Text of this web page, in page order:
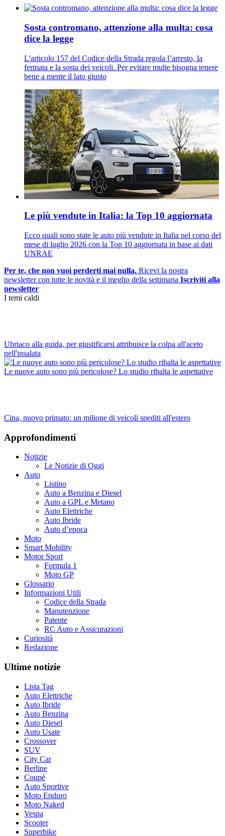
Sosta contromano, attenzione alla multa: cosa
dice la legge
L'articolo 157 del Codice della Strada regola l’arresto, la
fermata e la sosta dei veicoli. Per evitare multe bisogna tenere
bene a mente il lato giusto
Le più vendute in Italia: la Top 10 aggiornata
Ecco quali sono state le auto più vendute in Italia nel corso del
mese di luglio 2026 con la Top 10 aggiornata in base ai dati
UNRAE
Per te, che non vuoi perderti mai nulla. Ricevi la nostra
newsletter con tutte le novità e il meglio della settimana Iscriviti alla
newsletter
I temi caldi
Ubriaco alla guida, per giustificarsi attribuisce la colpa all'aceto
nell'insalata
Le nuove auto sono più pericolose? Lo studio ribalta le aspettative
Cina, nuovo primato: un milione di veicoli spediti all'estero
Approfondimenti
Notizie
Le Notizie di Oggi
Auto
Listino
Auto a Benzina e Diesel
Auto a GPL e Metano
Auto Elettriche
Auto Ibride
Auto d’epoca
Moto
Smart Mobility
Motor Sport
Formula 1
Moto GP
Glossario
Informazioni Utili
Codice della Strada
Manutenzione
Patente
RC Auto e Assicurazioni
Curiosità
Redazione
Ultime notizie
Lista Tag
Auto Elettriche
Auto Ibride
Auto Benzina
Auto Diesel
Auto Usate
Crossover
SUV
City Car
Berline
Coupé
Auto Sportive
Moto Enduro
Moto Naked
Vespa
Scooter
Superbike